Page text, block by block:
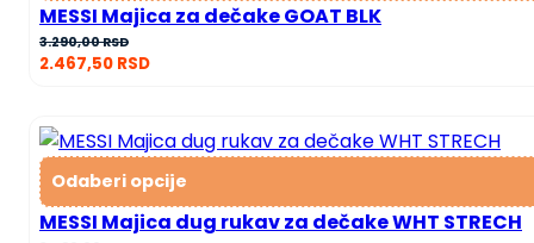
MESSI Majica za dečake GOAT BLK
3.290,00RSD
2.467,50 RSD
Odaberi opcije
MESSI Majica dug rukav za dečake WHT STRECH